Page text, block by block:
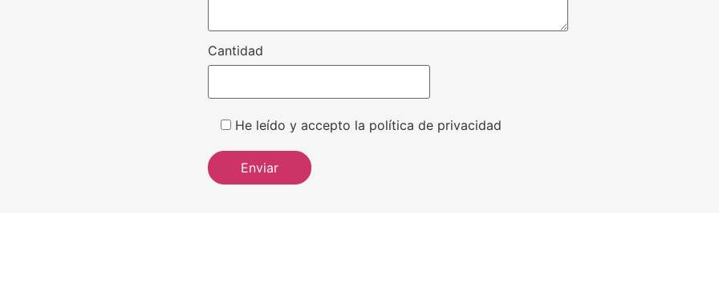
Cantidad
He leído y accepto la política de privacidad